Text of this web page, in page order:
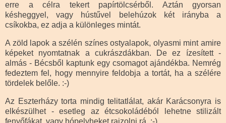
erre a célra tekert papírtölcsérből. Aztán gyorsan
késheggyel, vagy hústűvel belehúzok két irányba a
csíkokba, ez adja a különleges mintát.
A zöld lapok a szélén színes ostyalapok, olyasmi mint amire
képeket nyomtatnak a cukrászdákban. De ez ízesített -
almás - Bécsből kaptunk egy csomagot ajándékba. Nemrég
fedeztem fel, hogy mennyire feldobja a tortát, ha a szélére
tördelek belőle. :-)
Az Eszterházy torta mindig telitatlálat, akár Karácsonyra is
elkészülhet - esetleg az étcsokoládéból lehetne stilizált
fenyőfákat, vagy hópelyheket rajzolni rá. :-)